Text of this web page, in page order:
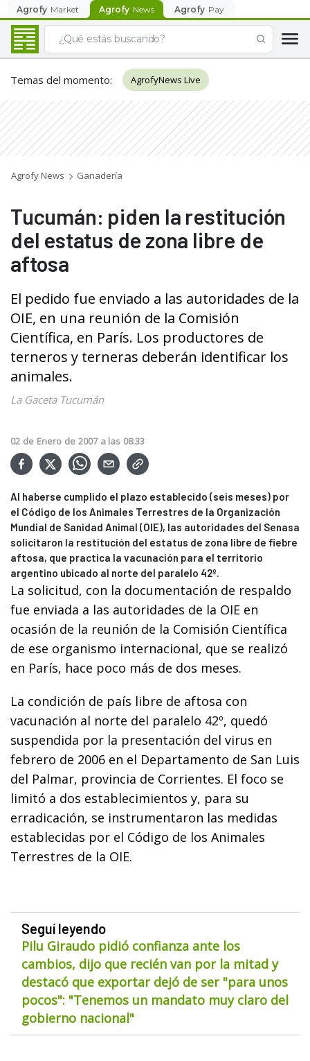
Agrofy Market Agrofy News Agrofy Pay
Temas del momento: AgrofyNews Live
Agrofy News Ganadería
Tucumán: piden la restitución
del estatus de zona libre de
aftosa
El pedido fue enviado a las autoridades de la
OIE, en una reunión de la Comisión
Científica, en París. Los productores de
terneros y terneras deberán identificar los
animales.
La Gaceta Tucumán
02 de Enero de 2007 a las 08:33
Al haberse cumplido el plazo establecido (seis meses) por
el Código de los Animales Terrestres de la Organización
Mundial de Sanidad Animal (OIE), las autoridades del Senasa
solicitaron la restitución del estatus de zona libre de fiebre
aftosa, que practica la vacunación para el territorio
argentino ubicado al norte del paralelo 42º.
La solicitud, con la documentación de respaldo
fue enviada a las autoridades de la OIE en
ocasión de la reunión de la Comisión Científica
de ese organismo internacional, que se realizó
en París, hace poco más de dos meses.
La condición de país libre de aftosa con
vacunación al norte del paralelo 42º, quedó
suspendida por la presentación del virus en
febrero de 2006 en el Departamento de San Luis
del Palmar, provincia de Corrientes. El foco se
limitó a dos establecimientos y, para su
erradicación, se instrumentaron las medidas
establecidas por el Código de los Animales
Terrestres de la OIE.
Seguí leyendo
Pilu Giraudo pidió confianza ante los
cambios, dijo que recién van por la mitad y
destacó que exportar dejó de ser "para unos
pocos": "Tenemos un mandato muy claro del
gobierno nacional"